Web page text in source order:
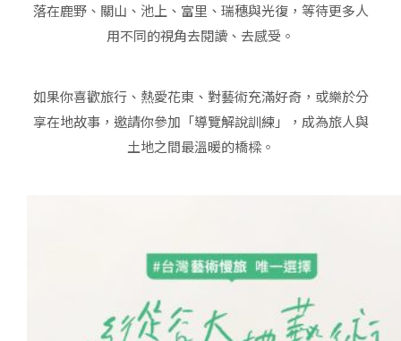
落在鹿野、關山、池上、富里、瑞穗與光復，等待更多人
用不同的視角去閱讀、去感受。
如果你喜歡旅行、熱愛花東、對藝術充滿好奇，或樂於分
享在地故事，邀請你參加「導覽解說訓練」，成為旅人與
土地之間最溫暖的橋樑。